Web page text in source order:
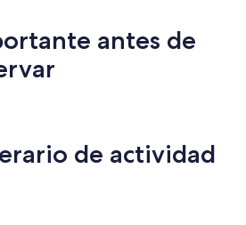
antes de
de actividad